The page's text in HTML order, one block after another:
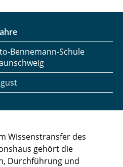
Bennemann-Schule
Wissenstransfer des
gehört die
Durchführung und